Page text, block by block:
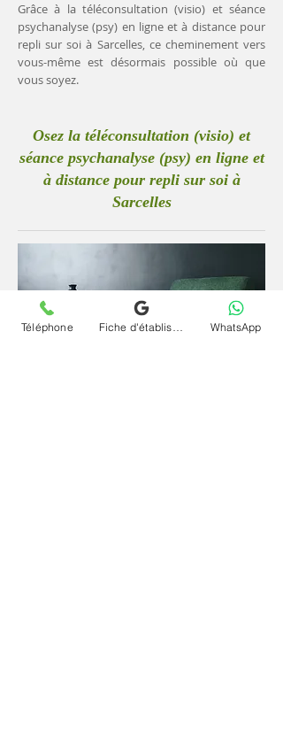
Grâce à la téléconsultation (visio) et séance
psychanalyse (psy) en ligne et à distance pour
repli sur soi à Sarcelles, ce cheminement vers
vous-même est désormais possible où que
vous soyez.
Osez la téléconsultation (visio) et
séance psychanalyse (psy) en ligne et
à distance pour repli sur soi à
Sarcelles
Téléphone WhatsApp